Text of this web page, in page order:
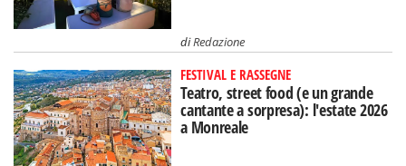
diRedazione
FESTIVAL E RASSEGNE
Teatro, street food (e un grande
cantante a sorpresa): l'estate 2026
a Monreale